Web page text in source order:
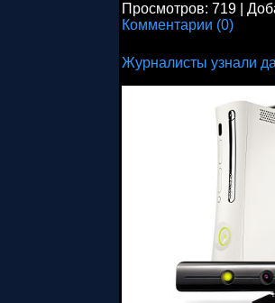
Просмотров: 719
Комментарии (0)
Журналисты узнали